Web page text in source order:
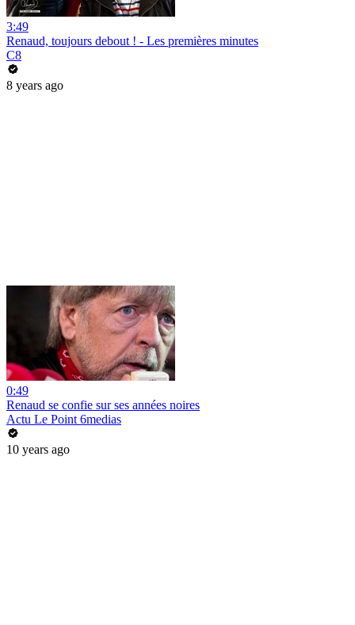
3:49
Renaud, toujours debout ! - Les premières minutes
C8
8 years ago
0:49
Renaud se confie sur ses années noires
Actu Le Point 6medias
10 years ago